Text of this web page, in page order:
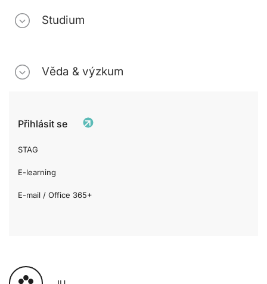
Studium
Věda & výzkum
Přihlásit se
STAG
E-learning
E-mail / Office 365+